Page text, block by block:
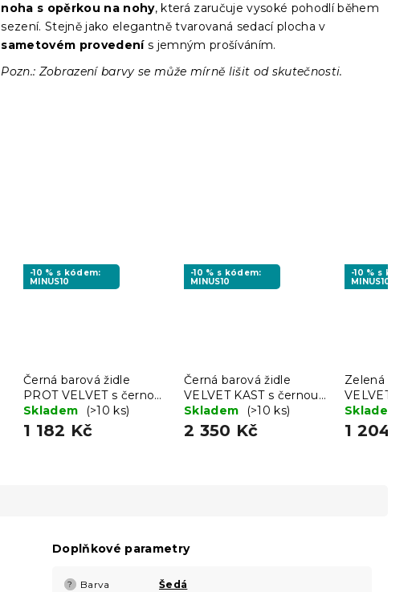
noha s opěrkou na nohy, která zaručuje vysoké pohodlí během
sezení. Stejně jako elegantně tvarovaná sedací plocha v
sametovém provedenís jemným prošíváním.
Pozn.: Zobrazení barvy se může mírně lišit od skutečnosti.
-10 % s kódem:
MINUS10
Černá barová židle
PROT VELVET s černou
nohou
Skladem (>10 ks)
1 182 Kč
-10 % s kódem:
MINUS10
Černá barová židle
VELVET KAST s černou
nohou
Skladem (>10 ks)
2 350 Kč
-10 % s
MINUS10
Zelená
VELVET
nohou
Skladem
1 204 Kč
Doplňkové parametry
? Barva Šedá